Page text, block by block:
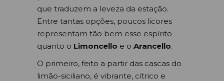
que traduzem a leveza da estação.
Entre tantas opções, poucos licores
representam tão bem esse espírito
quanto o Limoncello e o Arancello.
O primeiro, feito a partir das cascas do
limão-siciliano, é vibrante, cítrico e